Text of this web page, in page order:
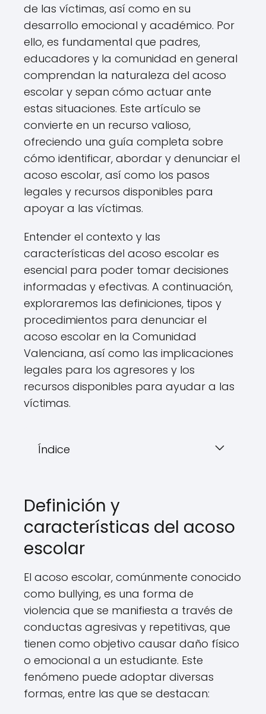
de las víctimas, así como en su
desarrollo emocional y académico. Por
ello, es fundamental que padres,
educadores y la comunidad en general
comprendan la naturaleza del acoso
escolar y sepan cómo actuar ante
estas situaciones. Este artículo se
convierte en un recurso valioso,
ofreciendo una guía completa sobre
cómo identificar, abordar y denunciar el
acoso escolar, así como los pasos
legales y recursos disponibles para
apoyar a las víctimas.
Entender el contexto y las
características del acoso escolar es
esencial para poder tomar decisiones
informadas y efectivas. A continuación,
exploraremos las definiciones, tipos y
procedimientos para denunciar el
acoso escolar en la Comunidad
Valenciana, así como las implicaciones
legales para los agresores y los
recursos disponibles para ayudar a las
víctimas.
Índice
Definición y
características del acoso
escolar
El acoso escolar, comúnmente conocido
como bullying, es una forma de
violencia que se manifiesta a través de
conductas agresivas y repetitivas, que
tienen como objetivo causar daño físico
o emocional a un estudiante. Este
fenómeno puede adoptar diversas
formas, entre las que se destacan: